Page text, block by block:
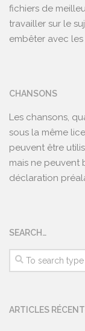
fichiers de
travailler sur le
embêter avec
CHANSONS
Les chansons,
sous la même
peuvent être
mais ne peuvent
déclaration
SEARCH…
ARTICLES